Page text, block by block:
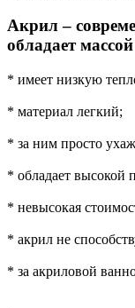
Акрил –
обладает
* имеет низкую
* материал легкий;
* за ним просто
* обладает высокой
* невысокая
* акрил не
* за акриловой